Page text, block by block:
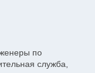
по
служба,